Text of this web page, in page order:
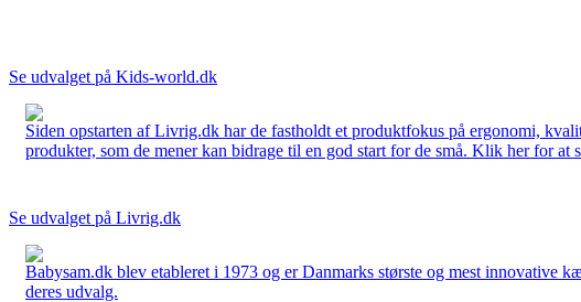
Se udvalget på Kids-world.dk
Siden opstarten af Livrig.dk har de fastholdt et produktfokus på ergonomi,
produkter, som de mener kan bidrage til en god start for de små. Klik her for at
Se udvalget på Livrig.dk
Babysam.dk blev etableret i 1973 og er Danmarks største og mest innovative
deres udvalg.